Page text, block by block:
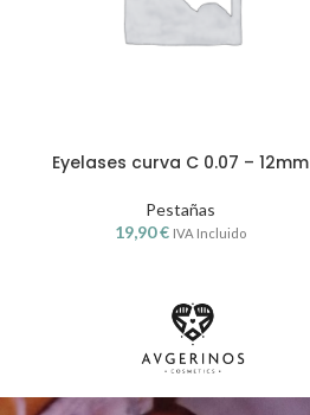
Eyelases curva C 0.07 – 12mm
Pestañas
19,90€ IVA Incluido